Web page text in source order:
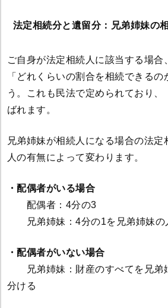
法定相続分と遺留分：兄弟姉妹の
ご自身が法定相続人に該当する場合
「どれくらいの割合を相続できるの
う。これも民法で定められており、
ばれます。
兄弟姉妹が相続人になる場合の法定
人の有無によって変わります。
・配偶者がいる場合
配偶者：4分の3
兄弟姉妹：4分の1を兄弟姉妹の
・配偶者がいない場合
兄弟姉妹：財産のすべてを兄弟
分ける